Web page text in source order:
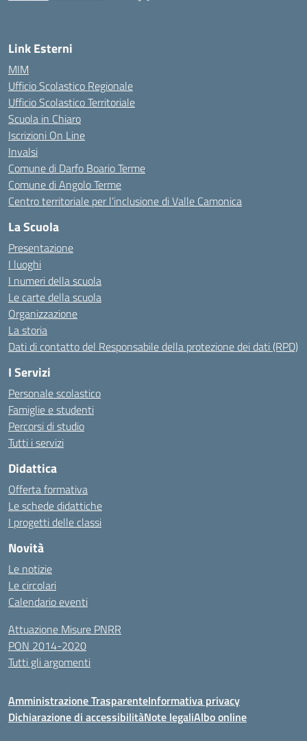
Link Esterni
MIM
Ufficio Scolastico Regionale
Ufficio Scolastico Territoriale
Scuola in Chiaro
Iscrizioni On Line
Invalsi
Comune di Darfo Boario Terme
Comune di Angolo Terme
Centro territoriale per l’inclusione di Valle Camonica
La Scuola
Presentazione
I luoghi
I numeri della scuola
Le carte della scuola
Organizzazione
La storia
Dati di contatto del Responsabile della protezione dei dati (RPD)
I Servizi
Personale scolastico
Famiglie e studenti
Percorsi di studio
Tutti i servizi
Didattica
Offerta formativa
Le schede didattiche
I progetti delle classi
Novità
Le notizie
Le circolari
Calendario eventi
Attuazione Misure PNRR
PON 2014-2020
Tutti gli argomenti
Amministrazione TrasparenteInformativa privacy
Dichiarazione di accessibilitàNote legaliAlbo online